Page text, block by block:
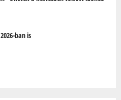
ban is